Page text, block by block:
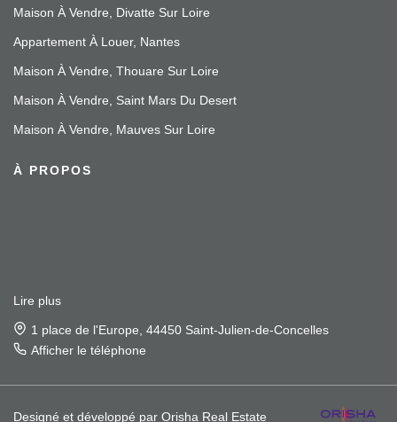
Maison À Vendre, Divatte Sur Loire
Appartement À Louer, Nantes
Maison À Vendre, Thouare Sur Loire
Maison À Vendre, Saint Mars Du Desert
Maison À Vendre, Mauves Sur Loire
À PROPOS
Lire plus
1 place de l'Europe, 44450 Saint-Julien-de-Concelles
Afficher le téléphone